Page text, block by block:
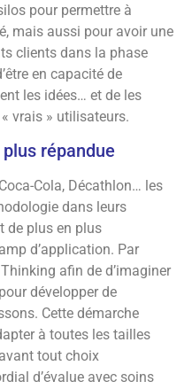
pour permettre à
mais aussi pour avoir une
clients dans la phase
en capacité de
les idées… et de les
vrais » utilisateurs.
répandue
Cola, Décathlon… les
dans leurs
de plus en plus
d’application. Par
afin de d’imaginer
développer de
Cette démarche
à toutes les tailles
tout choix
d’évalue avec soins